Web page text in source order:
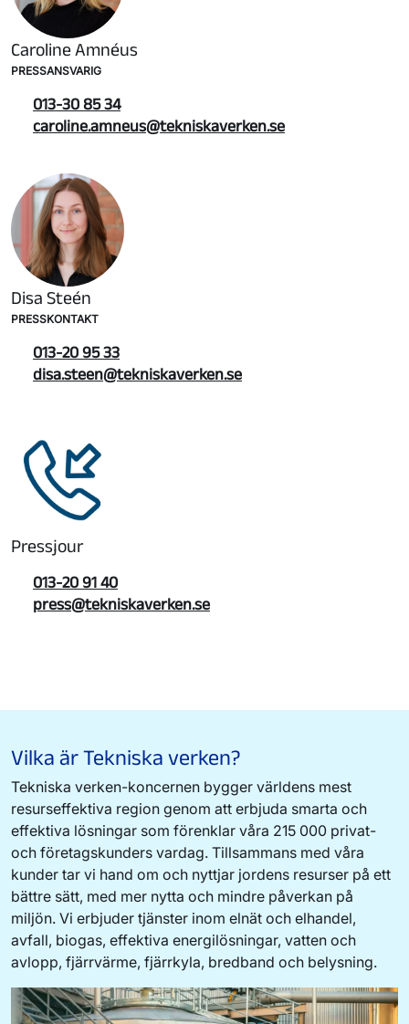
Caroline Amnéus
PRESSANSVARIG
013-30 85 34
caroline.amneus@tekniskaverken.se
Disa Steén
PRESSKONTAKT
013-20 95 33
disa.steen@tekniskaverken.se
Pressjour
013-20 91 40
press@tekniskaverken.se
Vilka är Tekniska verken?
Tekniska verken-koncernen bygger världens mest
resurseffektiva region genom att erbjuda smarta och
effektiva lösningar som förenklar våra 215 000 privat-
och företagskunders vardag. Tillsammans med våra
kunder tar vi hand om och nyttjar jordens resurser på ett
bättre sätt, med mer nytta och mindre påverkan på
miljön. Vi erbjuder tjänster inom elnät och elhandel,
avfall, biogas, effektiva energilösningar, vatten och
avlopp, fjärrvärme, fjärrkyla, bredband och belysning.